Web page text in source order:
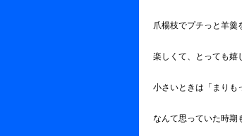
爪楊枝でプチっと羊羹
楽しくて、とっても嬉
小さいときは「まりも
なんて思っていた時期